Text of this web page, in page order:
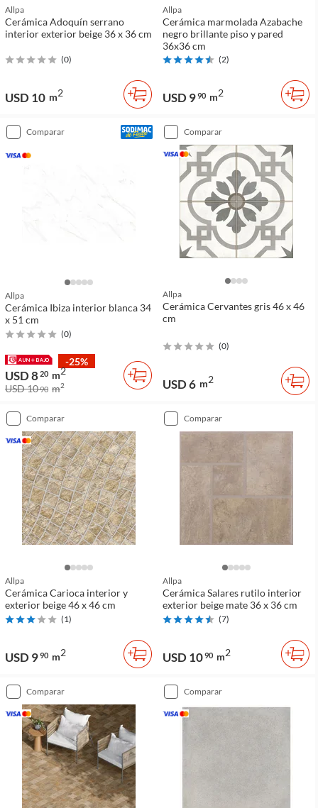
Allpa
Cerámica Adoquín serrano
interior exterior beige 36 x 36 cm
(0)
USD 10 m2
Allpa
Cerámica marmolada Azabache
negro brillante piso y pared
36x36 cm
(2)
USD 990 m2
comparar
Allpa
Cerámica Ibiza interior blanca 34
x 51 cm
(0)
-25%
USD 820 m2
USD 1090 m2
comparar
Allpa
Cerámica Cervantes gris 46 x 46
cm
(0)
USD 6 m2
comparar
Allpa
Cerámica Carioca interior y
exterior beige 46 x 46 cm
(1)
USD 990 m2
comparar
Allpa
Cerámica Salares rutilo interior
exterior beige mate 36 x 36 cm
(7)
USD 1090 m2
comparar comparar